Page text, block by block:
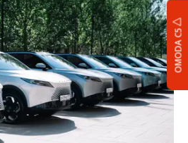
OMODA C5